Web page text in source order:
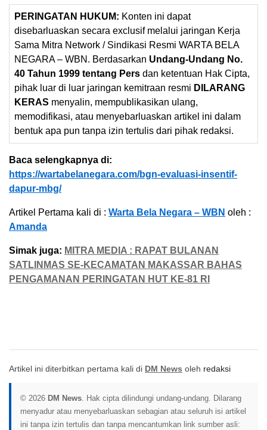
PERINGATAN HUKUM: Konten ini dapat
disebarluaskan secara exclusif melalui jaringan Kerja
Sama Mitra Network / Sindikasi Resmi WARTA BELA
NEGARA – WBN. Berdasarkan Undang-Undang No.
40 Tahun 1999 tentang Pers dan ketentuan Hak Cipta,
pihak luar di luar jaringan kemitraan resmi DILARANG
KERAS menyalin, mempublikasikan ulang,
memodifikasi, atau menyebarluaskan artikel ini dalam
bentuk apa pun tanpa izin tertulis dari pihak redaksi.
Baca selengkapnya di:
https://wartabelanegara.com/bgn-evaluasi-insentif-
dapur-mbg/
Artikel Pertama kali di : Warta Bela Negara – WBN oleh :
Amanda
Simak juga: MITRA MEDIA : RAPAT BULANAN
SATLINMAS SE-KECAMATAN MAKASSAR BAHAS
PENGAMANAN PERINGATAN HUT KE-81 RI
Artikel ini diterbitkan pertama kali di DM News oleh redaksi
© 2026 DM News. Hak cipta dilindungi undang-undang. Dilarang
menyadur atau menyebarluaskan sebagian atau seluruh isi artikel
ini tanpa izin tertulis dan tanpa mencantumkan link sumber asli: